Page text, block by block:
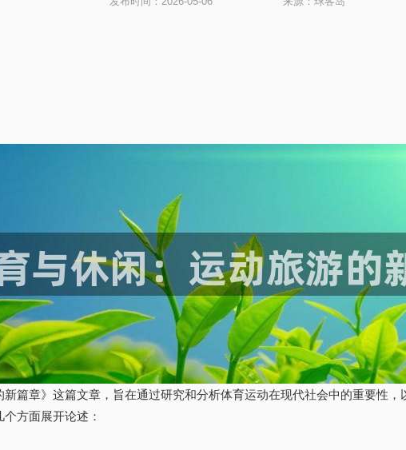
篇章》这篇文章，旨在通过研究和分析体育运动在现代社会中的重要性
方面展开论述：